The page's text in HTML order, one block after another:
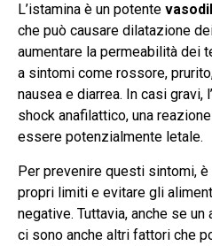
L’istamina è un potente
che può causare dilatazione
aumentare la permeabilità dei
a sintomi come rossore,
nausea e diarrea. In casi gravi,
shock anafilattico, una
essere potenzialmente letale.
Per prevenire questi sintomi,
propri limiti e evitare gli
negative. Tuttavia, anche se
ci sono anche altri fattori che